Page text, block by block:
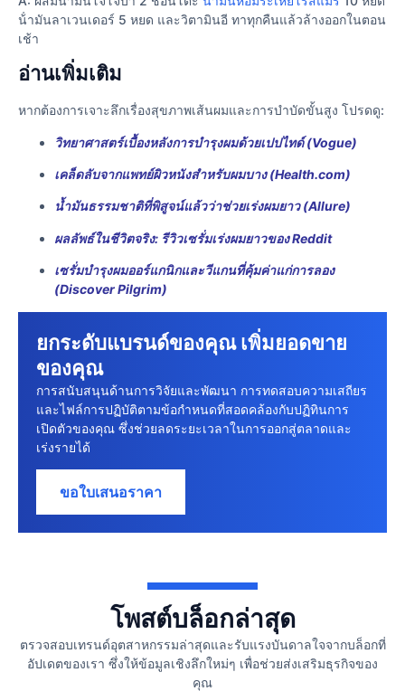
น้ํามันลาเวนเดอร์ 5 หยด และวิตามินอี ทาทุกคืนแล้วล้างออกในตอน
เช้า
อ่านเพิ่มเติม
หากต้องการเจาะลึกเรื่องสุขภาพเส้นผมและการบำบัดขั้นสูง โปรดดู:
วิทยาศาสตร์เบื้องหลังการบำรุงผมด้วยเปปไทด์ (Vogue)
เคล็ดลับจากแพทย์ผิวหนังสำหรับผมบาง (Health.com)
น้ำมันธรรมชาติที่พิสูจน์แล้วว่าช่วยเร่งผมยาว (Allure)
ผลลัพธ์ในชีวิตจริง: รีวิวเซรั่มเร่งผมยาวของ Reddit
เซรั่มบำรุงผมออร์แกนิกและวีแกนที่คุ้มค่าแก่การลอง
(Discover Pilgrim)
ยกระดับแบรนด์ของคุณ เพิ่มยอดขาย
ของคุณ
การสนับสนุนด้านการวิจัยและพัฒนา การทดสอบความเสถียร
และไฟล์การปฏิบัติตามข้อกําหนดที่สอดคล้องกับปฏิทินการ
เปิดตัวของคุณ ซึ่งช่วยลดระยะเวลาในการออกสู่ตลาดและ
เร่งรายได้
ขอใบเสนอราคา
โพสต์บล็อกล่าสุด
ตรวจสอบเทรนด์อุตสาหกรรมล่าสุดและรับแรงบันดาลใจจากบล็อกที่
อัปเดตของเรา ซึ่งให้ข้อมูลเชิงลึกใหม่ๆ เพื่อช่วยส่งเสริมธุรกิจของ
คุณ